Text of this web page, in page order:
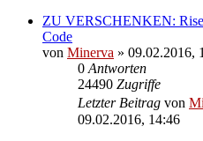
ZU VERSCHENKEN:
Code
von Minerva » 09.02.2016,
0 Antworten
24490 Zugriffe
Letzter Beitrag von
09.02.2016, 14:46